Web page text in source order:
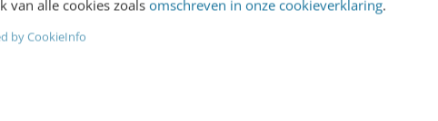
van alle cookies zoalsomschreven in onze cookieverklaring.
by CookieInfo